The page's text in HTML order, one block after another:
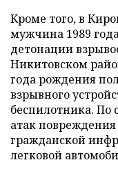
Кроме того, в
мужчина 1989
детонации
Никитовском
года рождения
взрывного
беспилотника. По
атак
гражданской
легковой